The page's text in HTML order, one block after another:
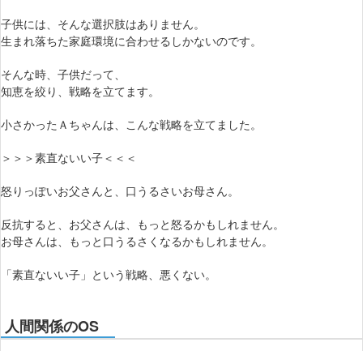
子供には、そんな選択肢はありません。
生まれ落ちた家庭環境に合わせるしかないのです。
そんな時、子供だって、
知恵を絞り、戦略を立てます。
小さかったＡちゃんは、こんな戦略を立てました。
＞＞＞素直ないい子＜＜＜
怒りっぽいお父さんと、口うるさいお母さん。
反抗すると、お父さんは、もっと怒るかもしれません。
お母さんは、もっと口うるさくなるかもしれません。
「素直ないい子」という戦略、悪くない。
人間関係のOS